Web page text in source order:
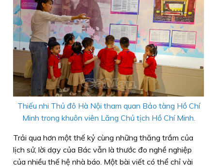
Thiếu nhi Thủ đô Hà Nội tham quan Bảo tàng Hồ Chí
Minh trong khuôn viên Lăng Chủ tịch Hồ Chí Minh.
Trải qua hơn một thế kỷ cùng những thăng trầm của
lịch sử, lời dạy của Bác vẫn là thước đo nghề nghiệp
của nhiều thế hệ nhà báo. Một bài viết có thể chỉ vài